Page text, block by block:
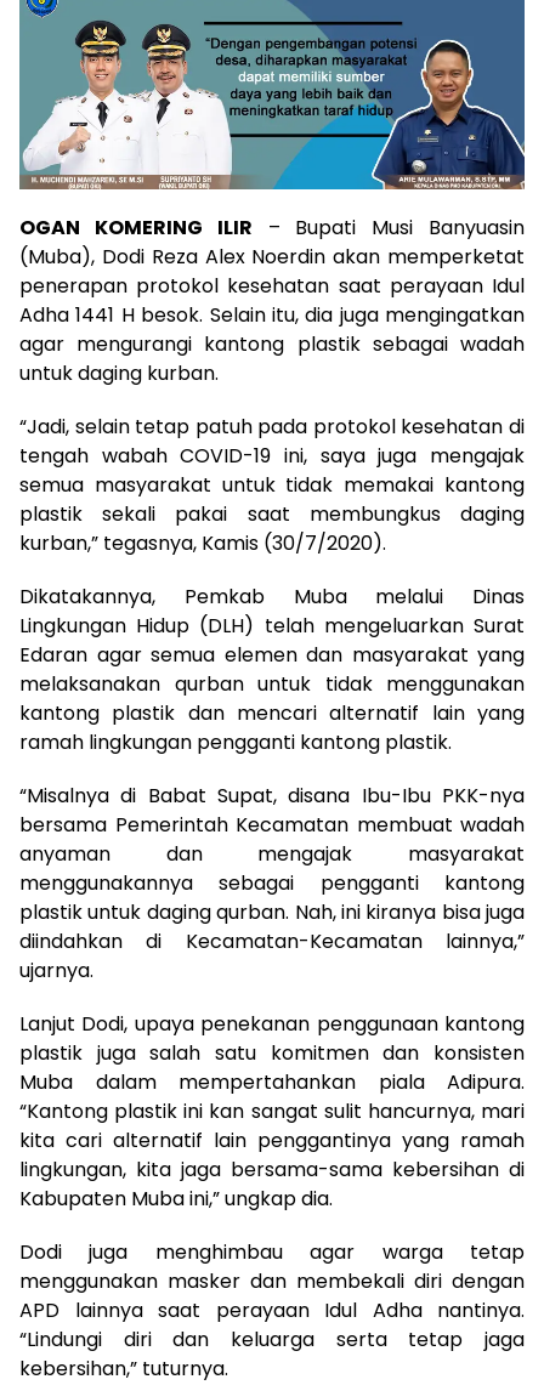
OGAN KOMERING ILIR – Bupati Musi Banyuasin
(Muba), Dodi Reza Alex Noerdin akan memperketat
penerapan protokol kesehatan saat perayaan Idul
Adha 1441 H besok. Selain itu, dia juga mengingatkan
agar mengurangi kantong plastik sebagai wadah
untuk daging kurban.
“Jadi, selain tetap patuh pada protokol kesehatan di
tengah wabah COVID-19 ini, saya juga mengajak
semua masyarakat untuk tidak memakai kantong
plastik sekali pakai saat membungkus daging
kurban,” tegasnya, Kamis (30/7/2020).
Dikatakannya, Pemkab Muba melalui Dinas
Lingkungan Hidup (DLH) telah mengeluarkan Surat
Edaran agar semua elemen dan masyarakat yang
melaksanakan qurban untuk tidak menggunakan
kantong plastik dan mencari alternatif lain yang
ramah lingkungan pengganti kantong plastik.
“Misalnya di Babat Supat, disana Ibu-Ibu PKK-nya
bersama Pemerintah Kecamatan membuat wadah
anyaman dan mengajak masyarakat
menggunakannya sebagai pengganti kantong
plastik untuk daging qurban. Nah, ini kiranya bisa juga
diindahkan di Kecamatan-Kecamatan lainnya,”
ujarnya.
Lanjut Dodi, upaya penekanan penggunaan kantong
plastik juga salah satu komitmen dan konsisten
Muba dalam mempertahankan piala Adipura.
“Kantong plastik ini kan sangat sulit hancurnya, mari
kita cari alternatif lain penggantinya yang ramah
lingkungan, kita jaga bersama-sama kebersihan di
Kabupaten Muba ini,” ungkap dia.
Dodi juga menghimbau agar warga tetap
menggunakan masker dan membekali diri dengan
APD lainnya saat perayaan Idul Adha nantinya.
“Lindungi diri dan keluarga serta tetap jaga
kebersihan,” tuturnya.